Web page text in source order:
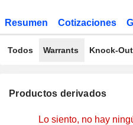
Resumen Cotizaciones
Todos Warrants Knock-Out
Productos derivados
Lo siento, no hay